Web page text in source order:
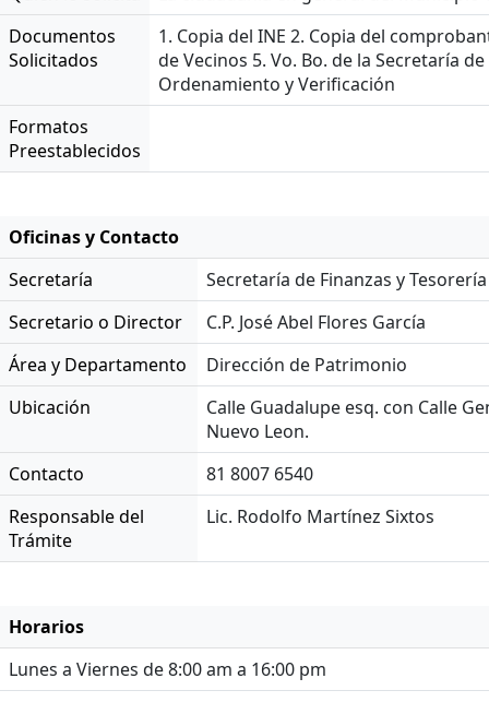
Documentos
Solicitados
1. Copia del INE 2. Copia del
de Vecinos 5. Vo. Bo. de la Secretaría
Ordenamiento y Verificación
Formatos
Preestablecidos
Oficinas y Contacto
Secretaría
Secretaría de Finanzas y
Secretario o Director
C.P. José Abel Flores García
Área y Departamento
Dirección de Patrimonio
Ubicación
Calle Guadalupe esq. con Calle
Nuevo Leon.
Contacto
81 8007 6540
Responsable del
Trámite
Lic. Rodolfo Martínez Sixtos
Horarios
Lunes a Viernes de 8:00 am a 16:00 pm